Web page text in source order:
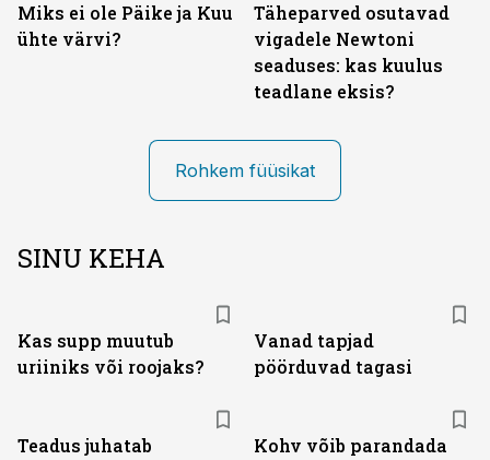
Miks ei ole Päike ja Kuu
ühte värvi?
Täheparved osutavad
vigadele Newtoni
seaduses: kas kuulus
teadlane eksis?
Rohkem füüsikat
SINU KEHA
Kas supp muutub
uriiniks või roojaks?
Vanad tapjad
pöörduvad tagasi
Teadus juhatab Kohv võib parandada